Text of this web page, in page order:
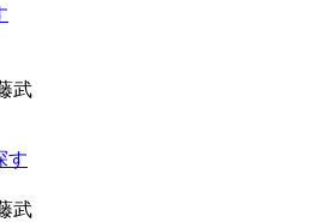
武
す
武